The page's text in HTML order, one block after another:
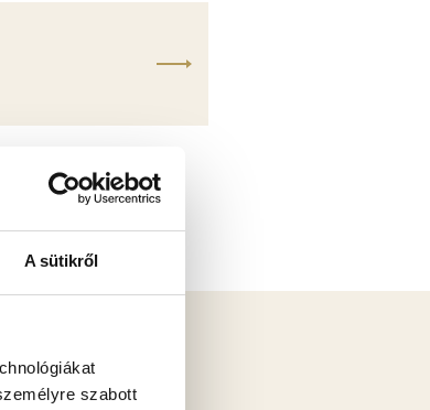
A sütikről
szabott